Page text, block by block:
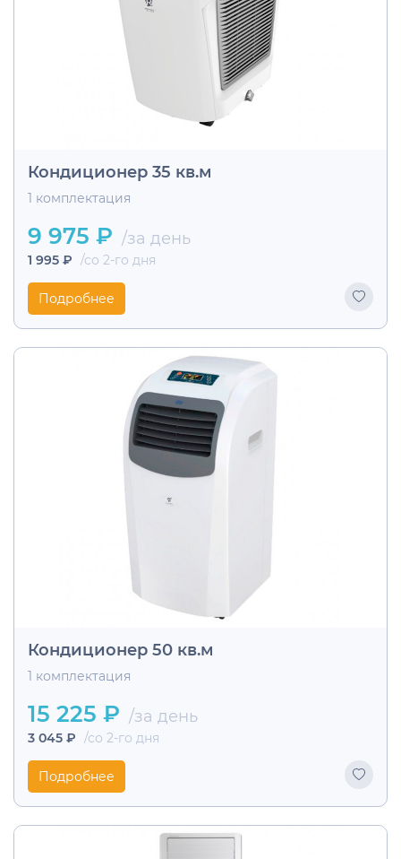
Кондиционер 35 кв.м
1 комплектация
9 975 ₽ /за день
1 995 ₽ /со 2-го дня
Подробнее
Кондиционер 50 кв.м
1 комплектация
15 225 ₽ /за день
3 045 ₽ /со 2-го дня
Подробнее